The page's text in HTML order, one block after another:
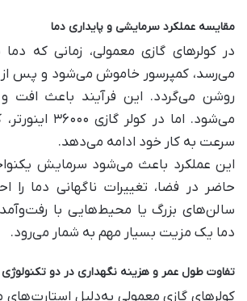
مقایسه عملکرد سرمایشی و پایداری دما
در کولرهای گازی معمولی، زمانی که
می‌رسد، کمپرسور خاموش می‌شود و پس از
روشن می‌گردد. این فرآیند باعث افت
می‌شود. اما در
سرعت به کار خود ادامه می‌دهد.
این عملکرد باعث می‌شود سرمایش
حاضر در فضا، تغییرات ناگهانی دما را
سالن‌های بزرگ یا محیط‌هایی با رفت‌وآمد
دما یک مزیت بسیار مهم به شمار می‌رود.
تفاوت طول عمر و هزینه نگهداری در دو تکنولوژی
کولرهای گازی معمولی به‌دلیل استارت‌های